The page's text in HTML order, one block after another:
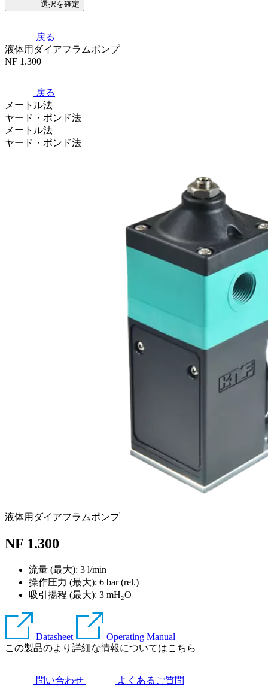
選択を確定
戻る
液体用ダイアフラムポンプ
NF 1.300
戻る
メートル法
ヤード・ポンド法
メートル法
ヤード・ポンド法
液体用ダイアフラムポンプ
NF 1.300
流量 (最大): 3 l/min
操作圧力 (最大): 6 bar (rel.)
吸引揚程 (最大): 3 mH₂O
Datasheet
Operating Manual
この製品のより詳細な情報についてはこちら
問い合わせ よくあるご質問